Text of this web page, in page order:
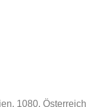
1080, Österreich